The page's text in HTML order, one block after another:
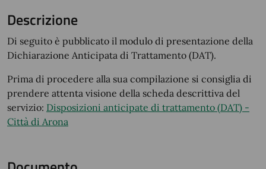
Descrizione
Di seguito è pubblicato il modulo di presentazione della
Dichiarazione Anticipata di Trattamento (DAT).
Prima di procedere alla sua compilazione si consiglia di
prendere attenta visione della scheda descrittiva del
servizio: Disposizioni anticipate di trattamento (DAT) -
Città di Arona